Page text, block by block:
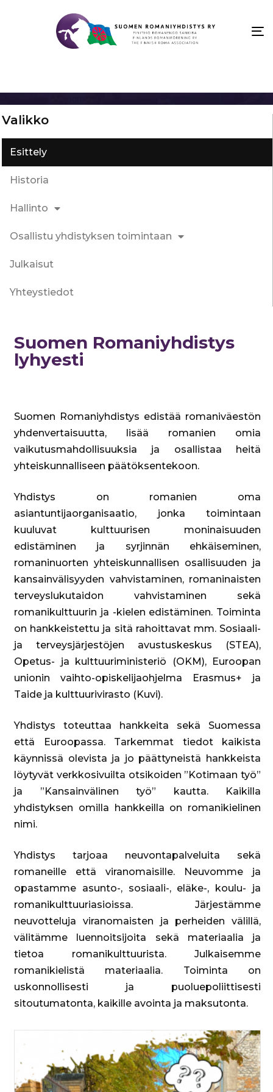
Valikko
Esittely
Historia
Hallinto
Osallistu yhdistyksen toimintaan
Julkaisut
Yhteystiedot
Suomen Romaniyhdistys
lyhyesti
Suomen Romaniyhdistys edistää romaniväestön
yhdenvertaisuutta, lisää romanien omia
vaikutusmahdollisuuksia ja osallistaa heitä
yhteiskunnalliseen päätöksentekoon.
Yhdistys on romanien oma
asiantuntijaorganisaatio, jonka toimintaan
kuuluvat kulttuurisen moninaisuuden
edistäminen ja syrjinnän ehkäiseminen,
romaninuorten yhteiskunnallisen osallisuuden ja
kansainvälisyyden vahvistaminen, romaninaisten
terveyslukutaidon vahvistaminen sekä
romanikulttuurin ja -kielen edistäminen. Toiminta
on hankkeistettu ja sitä rahoittavat mm. Sosiaali-
ja terveysjärjestöjen avustuskeskus (STEA),
Opetus- ja kulttuuriministeriö (OKM), Euroopan
unionin vaihto-opiskelijaohjelma Erasmus+ ja
Taide ja kulttuurivirasto (Kuvi).
Yhdistys toteuttaa hankkeita sekä Suomessa
että Euroopassa. Tarkemmat tiedot kaikista
käynnissä olevista ja jo päättyneistä hankkeista
löytyvät verkkosivuilta otsikoiden ”Kotimaan työ”
ja ”Kansainvälinen työ” kautta. Kaikilla
yhdistyksen omilla hankkeilla on romanikielinen
nimi.
Yhdistys tarjoaa neuvontapalveluita sekä
romaneille että viranomaisille. Neuvomme ja
opastamme asunto-, sosiaali-, eläke-, koulu- ja
romanikulttuuriasioissa. Järjestämme
neuvotteluja viranomaisten ja perheiden välillä,
välitämme luennoitsijoita sekä materiaalia ja
tietoa romanikulttuurista. Julkaisemme
romanikielistä materiaalia. Toiminta on
uskonnollisesti ja puoluepoliittisesti
sitoutumatonta, kaikille avointa ja maksutonta.